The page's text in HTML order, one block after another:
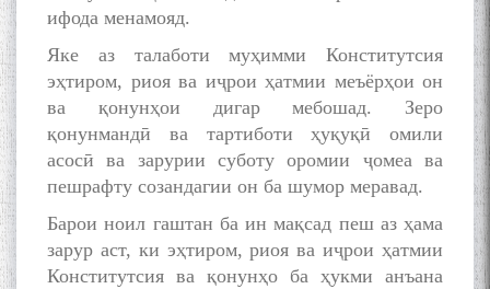
ифода менамояд.
Яке аз талаботи муҳимми Конститутсия
эҳтиром, риоя ва иҷрои ҳатмии меъёрҳои он
ва қонунҳои дигар мебошад. Зеро
қонунмандӣ ва тартиботи ҳуқуқӣ омили
асосӣ ва зарурии суботу оромии ҷомеа ва
пешрафту созандагии он ба шумор меравад.
Барои ноил гаштан ба ин мақсад пеш аз ҳама
зарур аст, ки эҳтиром, риоя ва иҷрои ҳатмии
Конститутсия ва қонунҳо ба ҳукми анъана